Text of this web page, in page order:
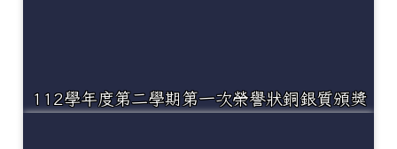
112學年度第二學期第一次榮譽狀銅銀質頒獎